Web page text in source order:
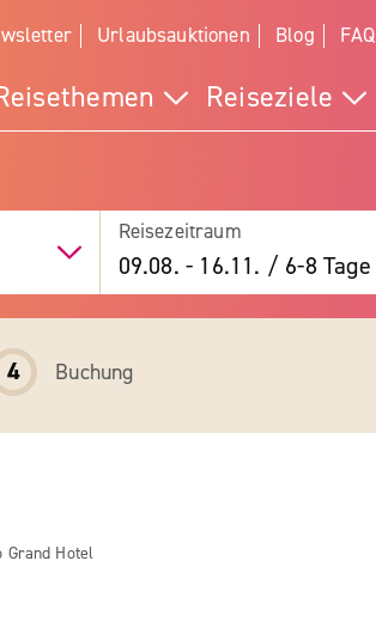
Urlaubsauktionen Blog FAQ
Reiseziele
Reisezeitraum
09.08. - 16.11. / 6-8 Tage
4 Buchung
Grand Hotel